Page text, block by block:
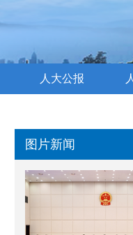
人大公报
图片新闻